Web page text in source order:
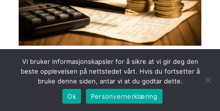
Hva er skattetabell 7100
Hans Snøvik SKATT
Skattetabell 7100 er en tabell som brukes til å
beregne skattetrekk for personer med lønnsinntekt…
Vi bruker informasjonskapsler for å sikre at vi gir deg den
beste opplevelsen på nettstedet vårt. Hvis du fortsetter å
bruke denne siden, antar vi at du godtar dette.
Ok
Personvernerklæring